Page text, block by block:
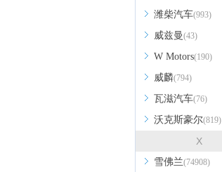
潍柴汽车(993)
威兹曼(43)
W Motors(190)
威麟(794)
瓦滋汽车(76)
沃克斯豪尔(819)
X
雪佛兰(74908)